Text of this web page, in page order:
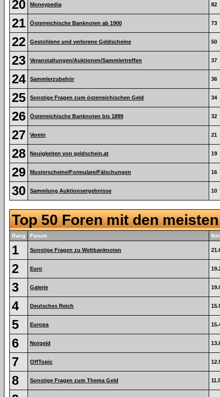
20 Moneypedia 82
21 Österreichische Banknoten ab 1900 73
22 Gestohlene und verlorene Geldscheine 50
23 Veranstaltungen/Auktionen/Sammlertreffen 37
24 Sammlerzubehör 36
25 Sonstige Fragen zum österreichischen Geld 34
26 Österreichische Banknoten bis 1899 32
27 Verein 21
28 Neuigkeiten von geldschein.at 19
29 Musterscheine/Formulare/Fälschungen 16
30 Sammlung Auktionsergebnisse 10
Top 50 Foren mit den
Rang Forum
1 Sonstige Fragen zu Weltbanknoten
2 Euro
3 Galerie
4 Deutsches Reich
5 Europa
6 Notgeld
7 OffTopic
8 Sonstige Fragen zum Thema Geld